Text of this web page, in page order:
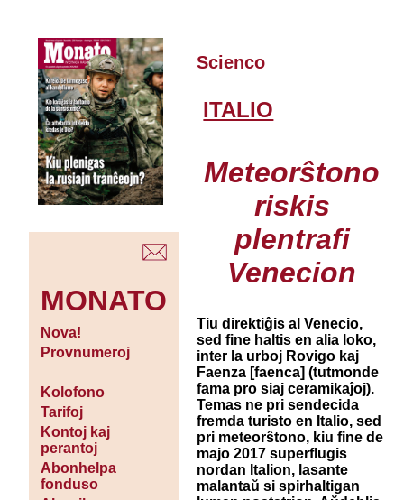
MONATO
Nova!
Provnumeroj
Kolofono
Tarifoj
Kontoj kaj
perantoj
Abonhelpa
fonduso
Scienco
ITALIO
Meteorŝtono
riskis
plentrafi
Venecion
Tiu direktiĝis al Venecio,
sed fine haltis en alia loko,
inter la urboj Rovigo kaj
Faenza [faenca] (tutmonde
fama pro siaj ceramikaĵoj).
Temas ne pri sendecida
fremda turisto en Italio, sed
pri meteorŝtono, kiu fine de
majo 2017 superflugis
nordan Italion, lasante
malantaŭ si spirhaltigan